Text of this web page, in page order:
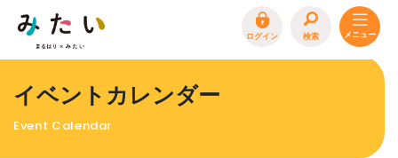
ログイン 検索
特集
イベントカレンダー
Event Calendar